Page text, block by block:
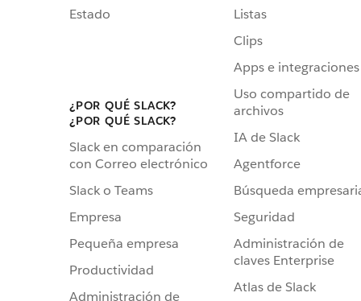
Estado
¿POR QUÉ SLACK?
¿POR QUÉ SLACK?
Slack en comparación
con Correo electrónico
Slack o Teams
Empresa
Pequeña empresa
Productividad
Administración de
Listas
Clips
Apps e integraciones
Uso compartido de
archivos
IA de Slack
Agentforce
Búsqueda
Seguridad
Administración de
claves Enterprise
Atlas de Slack